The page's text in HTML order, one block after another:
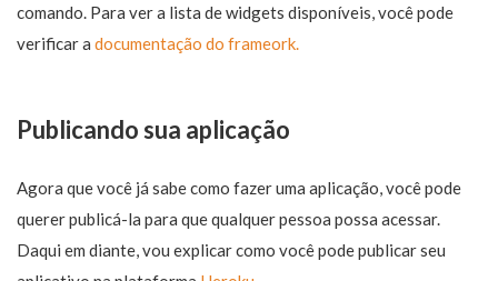
comando. Para ver a lista de widgets disponíveis, você pode
verificar a documentação do frameork.
Publicando sua aplicação
Agora que você já sabe como fazer uma aplicação, você pode
querer publicá-la para que qualquer pessoa possa acessar.
Daqui em diante, vou explicar como você pode publicar seu